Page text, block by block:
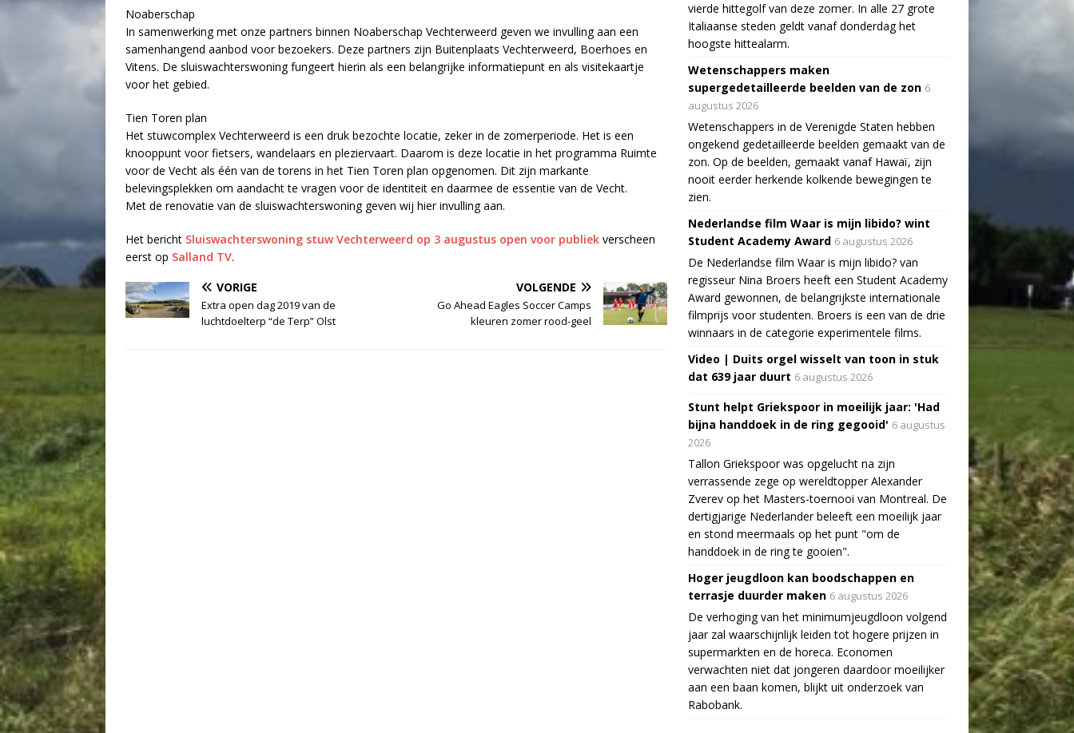
Noaberschap
In samenwerking met onze partners binnen Noaberschap Vechterweerd geven we invulling aan een
samenhangend aanbod voor bezoekers. Deze partners zijn Buitenplaats Vechterweerd, Boerhoes en
Vitens. De sluiswachterswoning fungeert hierin als een belangrijke informatiepunt en als visitekaartje
voor het gebied.
Tien Toren plan
Het stuwcomplex Vechterweerd is een druk bezochte locatie, zeker in de zomerperiode. Het is een
knooppunt voor fietsers, wandelaars en pleziervaart. Daarom is deze locatie in het programma Ruimte
voor de Vecht als één van de torens in het Tien Toren plan opgenomen. Dit zijn markante
belevingsplekken om aandacht te vragen voor de identiteit en daarmee de essentie van de Vecht.
Met de renovatie van de sluiswachterswoning geven wij hier invulling aan.
Het bericht Sluiswachterswoning stuw Vechterweerd op 3 augustus open voor publiek verscheen
eerst op Salland TV.
VORIGE
Extra open dag 2019 van de
luchtdoelterp “de Terp” Olst
VOLGENDE
Go Ahead Eagles Soccer Camps
kleuren zomer rood-geel
vierde hittegolf van deze zomer. In alle 27 grote
Italiaanse steden geldt vanaf donderdag het
hoogste hittealarm.
Wetenschappers maken
supergedetailleerde beelden van de zon 6
augustus 2026
Wetenschappers in de Verenigde Staten hebben
ongekend gedetailleerde beelden gemaakt van de
zon. Op de beelden, gemaakt vanaf Hawaï, zijn
nooit eerder herkende kolkende bewegingen te
zien.
Nederlandse film Waar is mijn libido? wint
Student Academy Award 6 augustus 2026
De Nederlandse film Waar is mijn libido? van
regisseur Nina Broers heeft een Student Academy
Award gewonnen, de belangrijkste internationale
filmprijs voor studenten. Broers is een van de drie
winnaars in de categorie experimentele films.
Video | Duits orgel wisselt van toon in stuk
dat 639 jaar duurt 6 augustus 2026
Stunt helpt Griekspoor in moeilijk jaar: 'Had
bijna handdoek in de ring gegooid' 6 augustus
2026
Tallon Griekspoor was opgelucht na zijn
verrassende zege op wereldtopper Alexander
Zverev op het Masters-toernooi van Montreal. De
dertigjarige Nederlander beleeft een moeilijk jaar
en stond meermaals op het punt "om de
handdoek in de ring te gooien".
Hoger jeugdloon kan boodschappen en
terrasje duurder maken 6 augustus 2026
De verhoging van het minimumjeugdloon volgend
jaar zal waarschijnlijk leiden tot hogere prijzen in
supermarkten en de horeca. Economen
verwachten niet dat jongeren daardoor moeilijker
aan een baan komen, blijkt uit onderzoek van
Rabobank.